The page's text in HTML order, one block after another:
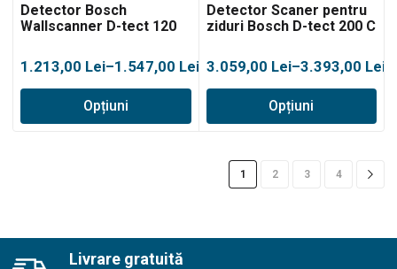
Detector Bosch
Wallscanner D-tect 120
1.213,00 Lei–1.547,00 Lei
Interval
de
Opțiuni
Detector Scaner pentru
ziduri Bosch D-tect 200 C
3.059,00 Lei–3.393,00 Lei
Interval
de
3.393,00 lei
Opțiuni
1 2 3 4
Livrare gratuită